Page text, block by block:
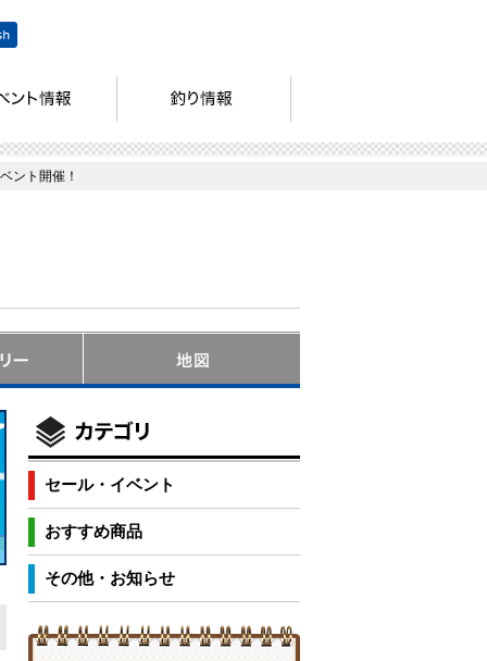
ント開催！
セール・イベント
おすすめ商品
その他・お知らせ